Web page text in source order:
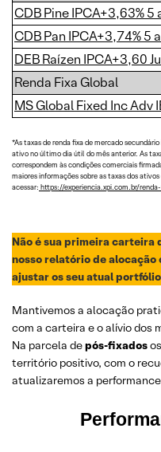
CDB Pine IPCA+3,63% 5
CDB Pan IPCA+3,74% 5
DEB Raízen IPCA+3,60
Renda Fixa Global
MS Global Fixed Inc Adv
*As taxas de renda fixa de mercado
ativo no último dia útil do mês anterior. As
correspondem às condições comerciais
maiores informações sobre as taxas dos ativos
acessar: https://experiencia.xpi.com.br/
Não é sua primeira carteira
nosso relatório de alocação
ajustar os seu atual
Mantivemos a alocação
com a carteira e o alívio dos
Na parcela depós-fixados
território positivo, com o
atualizaremos a